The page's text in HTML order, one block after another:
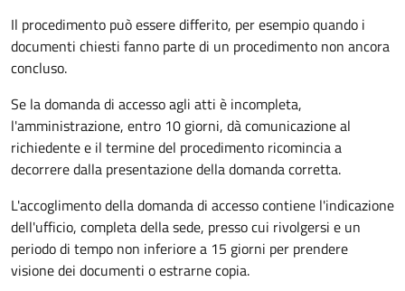
Il procedimento può essere differito, per esempio quando i
documenti chiesti fanno parte di un procedimento non ancora
concluso.
Se la domanda di accesso agli atti è incompleta,
l'amministrazione, entro 10 giorni, dà comunicazione al
richiedente e il termine del procedimento ricomincia a
decorrere dalla presentazione della domanda corretta.
L'accoglimento della domanda di accesso contiene l'indicazione
dell'ufficio, completa della sede, presso cui rivolgersi e un
periodo di tempo non inferiore a 15 giorni per prendere
visione dei documenti o estrarne copia.